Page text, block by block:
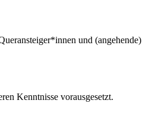
und (angehende)
Kenntnisse vorausgesetzt.